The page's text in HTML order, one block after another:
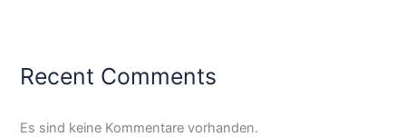
Recent Comments
Es sind keine Kommentare vorhanden.